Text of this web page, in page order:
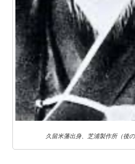
久留米藩出身、芝浦製作所（後